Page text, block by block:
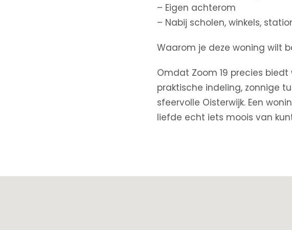
– Eigen achterom
– Nabij scholen, winkels,
Waarom je deze woning wilt
Omdat Zoom 19 precies
praktische indeling, zonnige
sfeervolle Oisterwijk. Een
liefde echt iets moois van